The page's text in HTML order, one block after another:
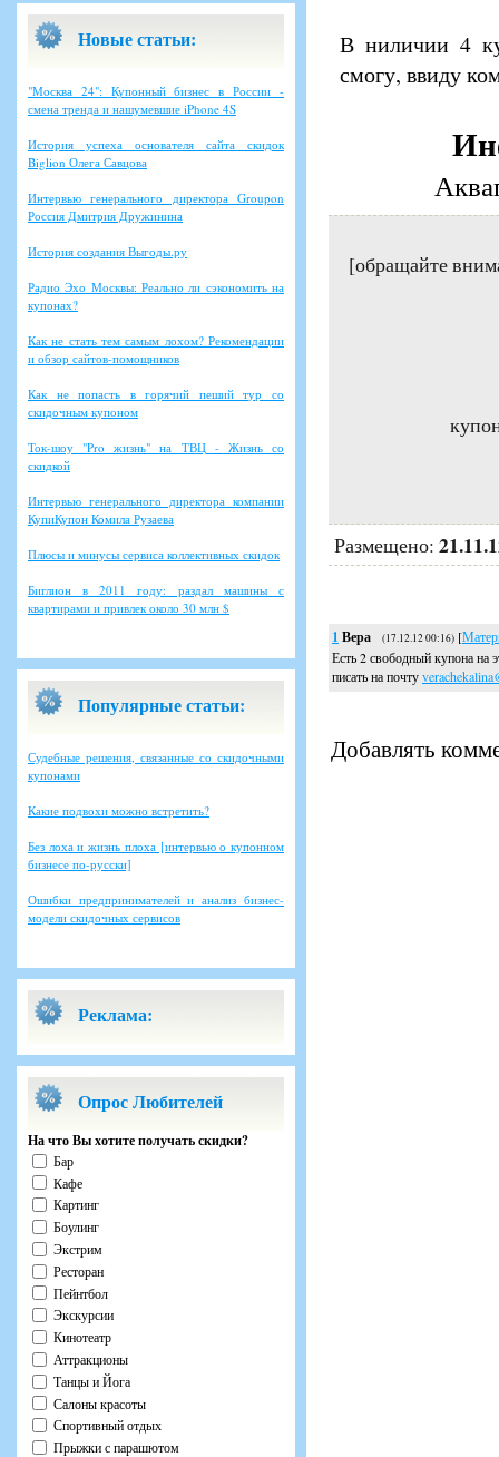
Новые статьи:
"Москва 24": Купонный бизнес в России -
смена тренда и нашумевшие iPhone 4S
История успеха основателя сайта скидок
Biglion Олега Савцова
Интервью генерального директора Groupon
Россия Дмитрия Дружинина
История создания Выгоды.ру
Радио Эхо Москвы: Реально ли сэкономить на
купонах?
Как не стать тем самым лохом? Рекомендации
и обзор сайтов-помощников
Как не попасть в горячий пеший тур со
скидочным купоном
Ток-шоу "Pro жизнь" на ТВЦ - Жизнь со
скидкой
Интервью генерального директора компании
КупиКупон Комила Рузаева
Плюсы и минусы сервиса коллективных скидок
Биглион в 2011 году: раздал машины с
квартирами и привлек около 30 млн $
Популярные статьи:
Судебные решения, связанные со скидочными
купонами
Какие подвохи можно встретить?
Без лоха и жизнь плоха [интервью о купонном
бизнесе по-русски]
Ошибки предпринимателей и анализ бизнес-
модели скидочных сервисов
Реклама:
Опрос Любителей
На что Вы хотите получать скидки?
Бар
Кафе
Картинг
Боулинг
Экстрим
Ресторан
Пейнтбол
Экскурсии
Кинотеатр
Аттракционы
Танцы и Йога
Салоны красоты
Спортивный отдых
Прыжки с парашютом
В ниличии 4
смогу, ввиду
[обращайте
Размещено:
1 Вера (17.12.12 00:16) [
Есть 2 свободный купона на
писать на почту
Добавлять